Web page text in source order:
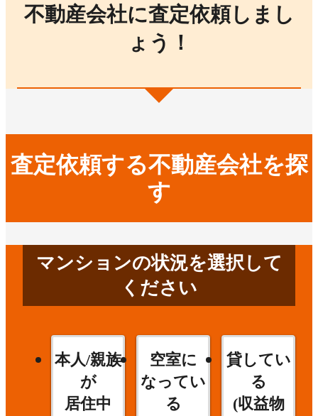
不動産会社に査定依頼しまし
ょう！
査定依頼する不動産会社を探
す
マンションの状況を選択して
ください
本人/親族
が
居住中
空室に
なってい
る
貸してい
る
(収益物